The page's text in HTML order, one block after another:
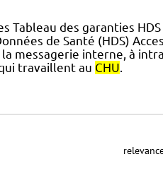
Tableau des garanties HDS
de Santé (HDS)
la messagerie interne, à
travaillent au CHU.